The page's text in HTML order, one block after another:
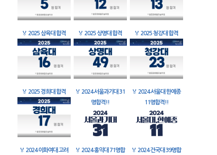
🏅 2025 삼육대 합격 🏅 2025 상명대 합격 🏅 2025 청강대 합격
🏅 2025 경희대 합격 🏅 2024 서울과기대 31
명합격!!
🏅 2024 서울대 한예종
11명합격!!
🏅 2024 이화여대 고려
🏅 2024 홍익대 71명합
🏅 2024 건국대 39명합